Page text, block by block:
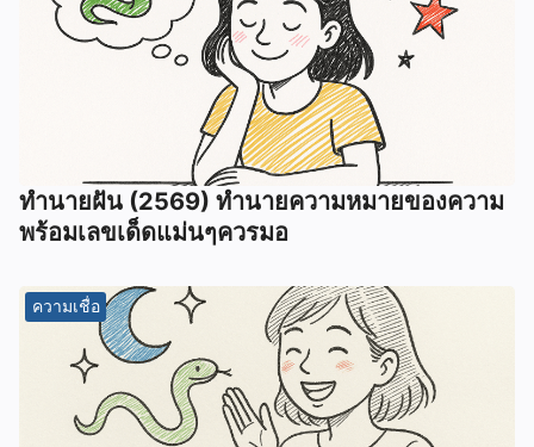
ทํานายฝัน (2569) ทํานายความหมายของความ
พร้อมเลขเด็ดแม่นๆควรมอ
ความเชื่อ